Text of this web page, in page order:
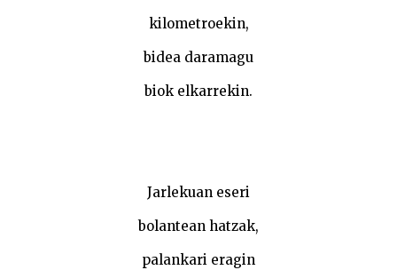
kilometroekin,
bidea daramagu
biok elkarrekin.
Jarlekuan eseri
bolantean hatzak,
palankari eragin